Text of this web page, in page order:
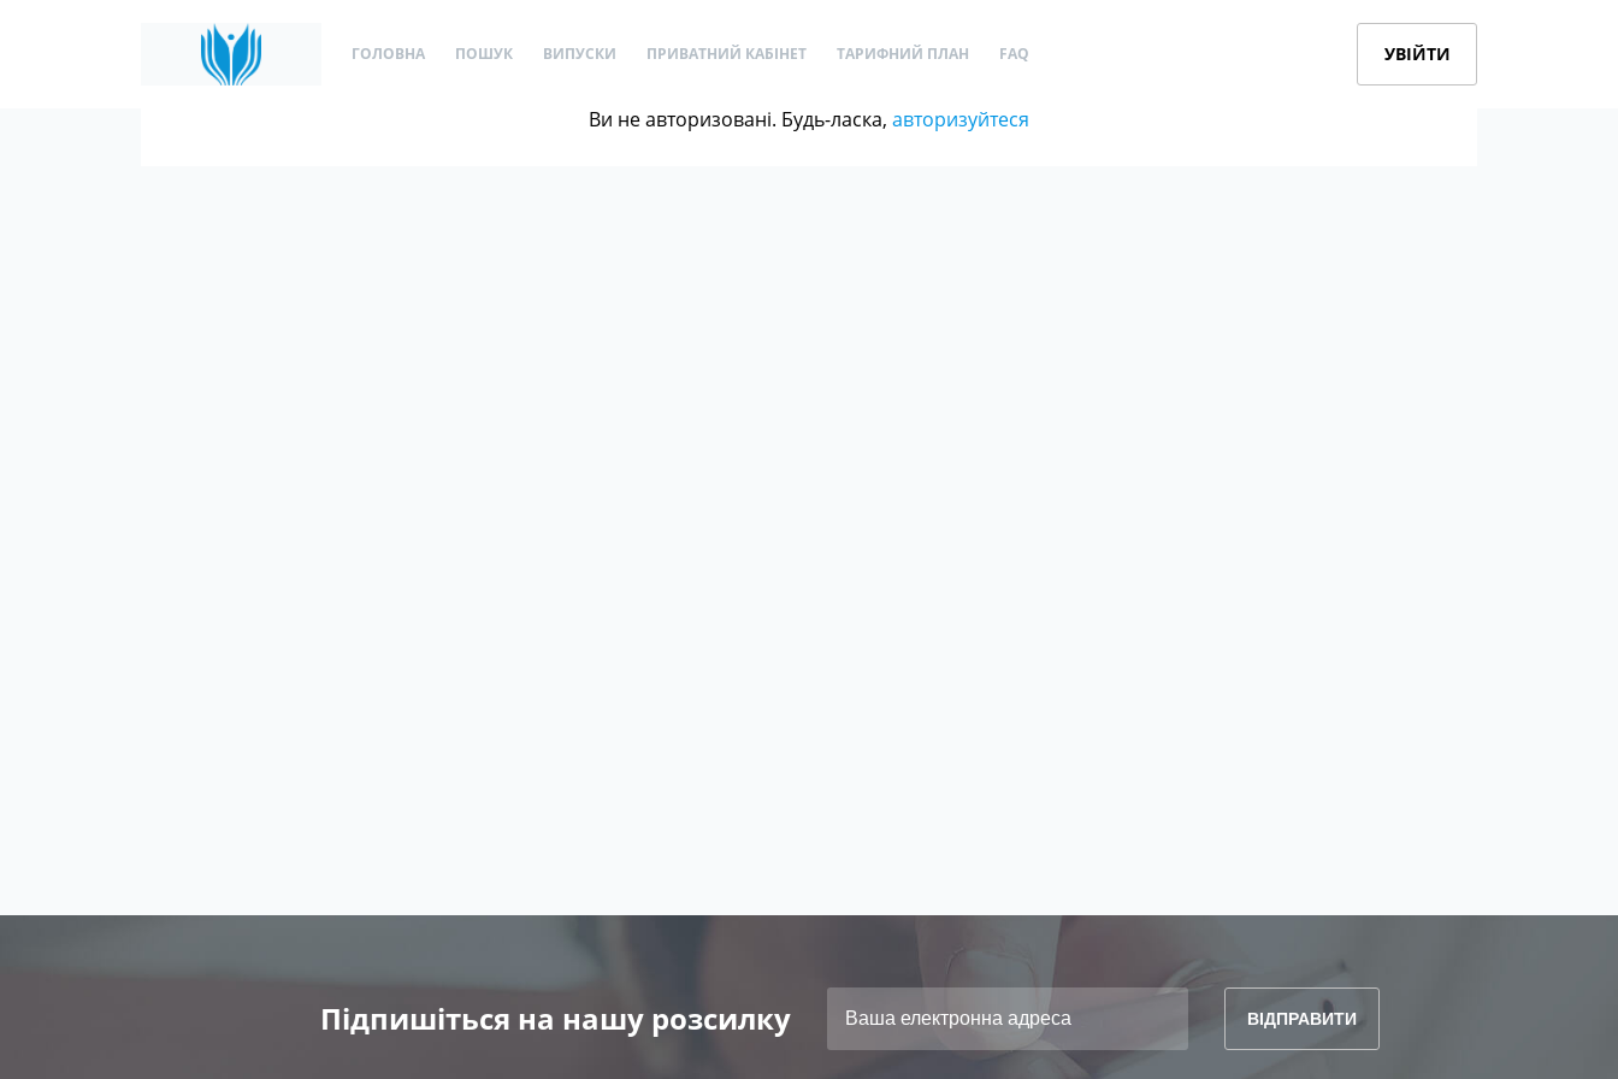
ГОЛОВНА ПОШУК ВИПУСКИ ПРИВАТНИЙ КАБІНЕТ ТАРИФНИЙ ПЛАН FAQ УВІЙТИ
Ви не авторизовані. Будь-ласка, авторизуйтеся
Підпишіться на нашу розсилку